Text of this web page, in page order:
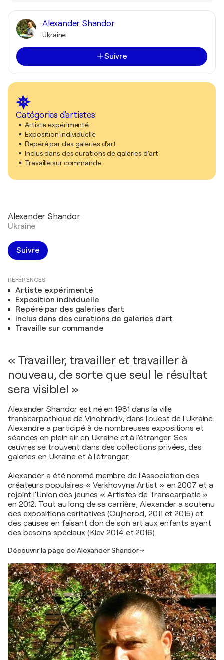
Alexander Shandor
Ukraine
Suivre
Catégories d'artistes
Artiste expérimenté
Exposition individuelle
Repéré par des galeries d'art
Inclus dans des curations de galeries d'art
Travaille sur commande
Alexander Shandor
Ukraine
Suivre
RÉFÉRENCES
Artiste expérimenté
Exposition individuelle
Repéré par des galeries d'art
Inclus dans des curations de galeries d'art
Travaille sur commande
« Travailler, travailler et travailler à
nouveau, de sorte que seul le résultat
sera visible! »
Alexander Shandor est né en 1981 dans la ville
transcarpathique de Vinohradiv, dans l'ouest de l'Ukraine.
Alexandre a participé à de nombreuses expositions et
séances en plein air en Ukraine et à l'étranger. Ses
œuvres se trouvent dans des collections privées, des
galeries en Ukraine et à l'étranger.
Alexander a été nommé membre de l'Association des
créateurs populaires « Verkhovyna Artist » en 2007 et a
rejoint l'Union des jeunes « Artistes de Transcarpatie »
en 2012. Tout au long de sa carrière, Alexander a soutenu
des expositions caritatives (Oujhorod, 2011 et 2015) et
des causes en faisant don de son art aux enfants ayant
des besoins spéciaux (Kiev 2014 et 2016).
Découvrir la page de Alexander Shandor